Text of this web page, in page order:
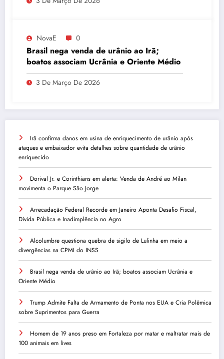
NovaE 0
Brasil nega venda de urânio ao Irã;
boatos associam Ucrânia e Oriente Médio
3 De Março De 2026
Irã confirma danos em usina de enriquecimento de urânio após
ataques e embaixador evita detalhes sobre quantidade de urânio
enriquecido
Dorival Jr. e Corinthians em alerta: Venda de André ao Milan
movimenta o Parque São Jorge
Arrecadação Federal Recorde em Janeiro Aponta Desafio Fiscal,
Dívida Pública e Inadimplência no Agro
Alcolumbre questiona quebra de sigilo de Lulinha em meio a
divergências na CPMI do INSS
Brasil nega venda de urânio ao Irã; boatos associam Ucrânia e
Oriente Médio
Trump Admite Falta de Armamento de Ponta nos EUA e Cria Polêmica
sobre Suprimentos para Guerra
Homem de 19 anos preso em Fortaleza por matar e maltratar mais de
100 animais em lives